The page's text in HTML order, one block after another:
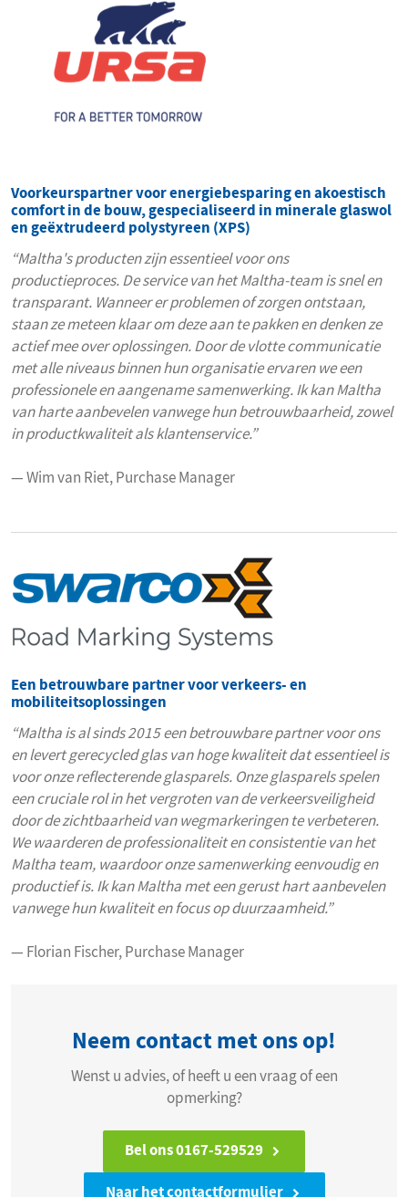
Voorkeurspartner voor energiebesparing en akoestisch
comfort in de bouw, gespecialiseerd in minerale glaswol
en geëxtrudeerd polystyreen (XPS)
“Maltha's producten zijn essentieel voor ons
productieproces. De service van het Maltha-team is snel en
transparant. Wanneer er problemen of zorgen ontstaan,
staan ze meteen klaar om deze aan te pakken en denken ze
actief mee over oplossingen. Door de vlotte communicatie
met alle niveaus binnen hun organisatie ervaren we een
professionele en aangename samenwerking. Ik kan Maltha
van harte aanbevelen vanwege hun betrouwbaarheid, zowel
in productkwaliteit als klantenservice.”
— Wim van Riet, Purchase Manager
Een betrouwbare partner voor verkeers- en
mobiliteitsoplossingen
“Maltha is al sinds 2015 een betrouwbare partner voor ons
en levert gerecycled glas van hoge kwaliteit dat essentieel is
voor onze reflecterende glasparels. Onze glasparels spelen
een cruciale rol in het vergroten van de verkeersveiligheid
door de zichtbaarheid van wegmarkeringen te verbeteren.
We waarderen de professionaliteit en consistentie van het
Maltha team, waardoor onze samenwerking eenvoudig en
productief is. Ik kan Maltha met een gerust hart aanbevelen
vanwege hun kwaliteit en focus op duurzaamheid.”
— Florian Fischer, Purchase Manager
Neem contact met ons op!
Wenst u advies, of heeft u een vraag of een
opmerking?
Bel ons 0167-529529
Naar het contactformulier